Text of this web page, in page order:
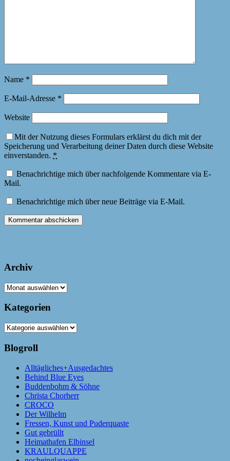
Name *
E-Mail-Adresse *
Website
Mit der Nutzung dieses Formulars erklärst du dich mit der
Speicherung und Verarbeitung deiner Daten durch diese Website
einverstanden. *
Benachrichtige mich über nachfolgende Kommentare via E-
Mail.
Benachrichtige mich über neue Beiträge via E-Mail.
Archiv
Archiv
Kategorien
Kategorien
Blogroll
Alltägliches+Ausgedachtes
Behind Blue Eyes
Buddenbohm & Söhne
Christa Chorherr
CROCO
Der Wilhelm
Fressen, Kunst und Puderquaste
Gut gebrüllt
Heimathafen Elbinsel
KRAULQUAPPE